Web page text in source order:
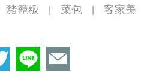
豬籠粄 菜包
客家美